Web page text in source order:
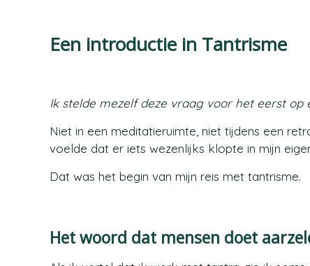
Een introductie in Tantrisme
Ik stelde mezelf deze vraag voor het eerst
Niet in een meditatieruimte, niet tijdens een
voelde dat er iets wezenlijks klopte in mijn
Dat was het begin van mijn reis met tantrisme.
Het woord dat mensen doet